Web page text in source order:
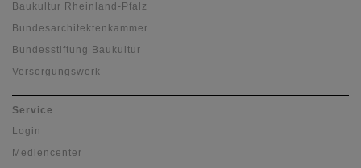
Baukultur Rheinland-Pfalz
Bundesarchitektenkammer
Bundesstiftung Baukultur
Versorgungswerk
Service
Login
Mediencenter